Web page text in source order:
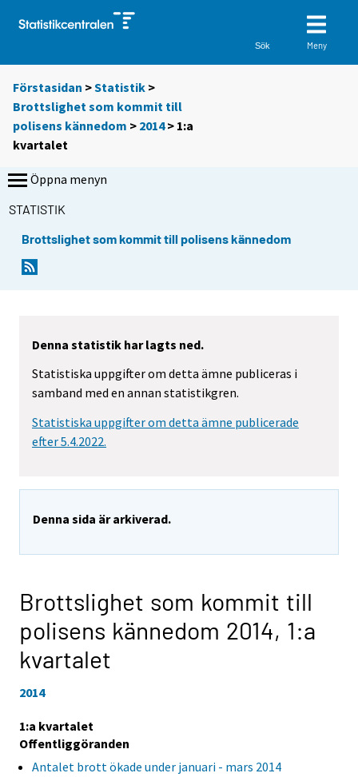
Sök Meny
Förstasidan >Statistik >
Brottslighet som kommit till
polisens kännedom > 2014> 1:a
kvartalet
Öppna menyn
STATISTIK
Brottslighet som kommit till polisens kännedom
Denna statistik har lagts ned.
Statistiska uppgifter om detta ämne publiceras i
samband med en annan statistikgren.
Statistiska uppgifter om detta ämne publicerade
efter 5.4.2022.
Denna sida är arkiverad.
Brottslighet som kommit till
polisens kännedom 2014, 1:a
kvartalet
2014
1:a kvartalet
Offentliggöranden
Antalet brott ökade under januari - mars 2014